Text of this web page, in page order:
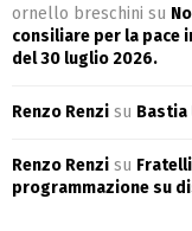
ornello breschini su
consiliare per la pace
del 30 luglio 2026.
Renzo Renzi su Bastia
Renzo Renzi su
programmazione su